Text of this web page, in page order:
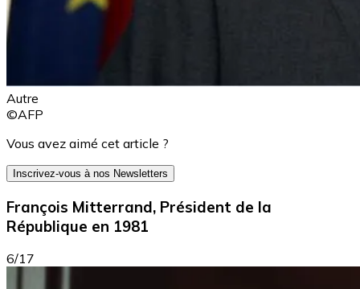
Autre
©AFP
Vous avez aimé cet article ?
Inscrivez-vous à nos Newsletters
François Mitterrand, Président de la
République en 1981
6/17